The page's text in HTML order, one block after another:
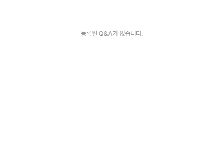
등록된 Q&A가 없습니다.